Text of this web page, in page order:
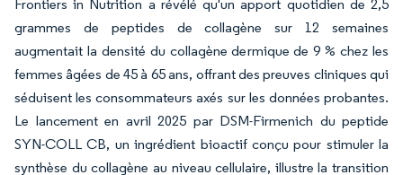
Frontiers in Nutrition a révélé qu'un apport quotidien de 2,5
grammes de peptides de collagène sur 12 semaines
augmentait la densité du collagène dermique de 9 % chez les
femmes âgées de 45 à 65 ans, offrant des preuves cliniques qui
séduisent les consommateurs axés sur les données probantes.
Le lancement en avril 2025 par DSM-Firmenich du peptide
SYN-COLL CB, un ingrédient bioactif conçu pour stimuler la
synthèse du collagène au niveau cellulaire, illustre la transition